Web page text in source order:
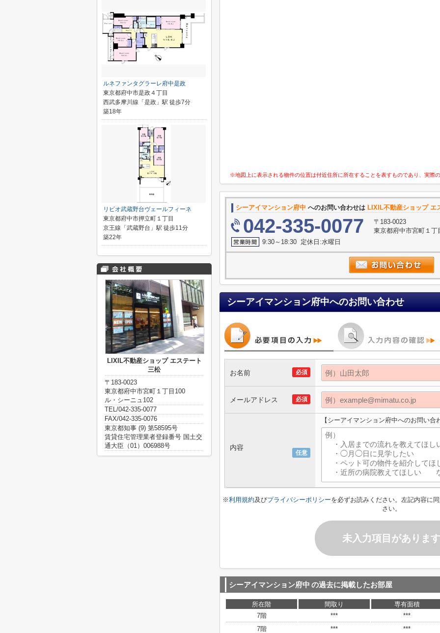
※地図上に表示される物件の位置は付近住所に所在することを表すものであり、実際
シーアイマンション府中 へのお問い合わせは LIXIL不動産ショップ エ
042-335-0077
〒183-0023
東京都府中市宮町１
9:30～18:30 定休日:水曜日
シーアイマンション府中へのお問い合わせ
必須
お名前
必須
メールアドレス
任意
内容
【シーアイマンション府中へのお問い合
※利用規約及びプライバシーポリシーを必ずお読みください。左記内容に
さい。
未入力項目があります
シーアイマンション府中 の過去に掲載したお部屋
所在階 間取り
専有面積
7階
***
***
7階
***
***
ルネファンタグラーレ府中是政
東京都府中市是政４丁目
西武多摩川線「是政」駅 徒歩7分
築18年
リビオ武蔵野台ヴェールフィーネ
東京都府中市押立町１丁目
京王線「武蔵野台」駅 徒歩11分
築22年
LIXIL不動産ショップ エステート
三松
〒183-0023
東京都府中市宮町１丁目100
ル・シーニュ102
TEL/042-335-0077
FAX/042-335-0076
東京都知事 (9) 第58595号
賃貸住宅管理業者登録番号 国土交
通大臣（01）006988号